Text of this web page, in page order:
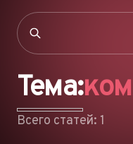
Тема:
Всего статей: 1